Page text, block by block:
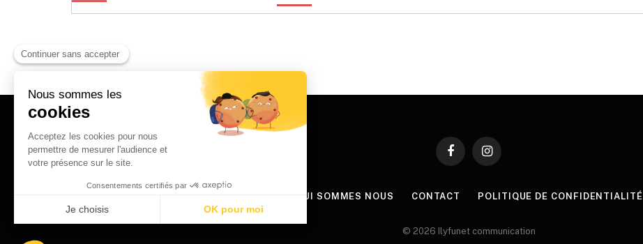
FacebookInstagram
QUI SOMMES NOUS CONTACT POLITIQUE DE CONFIDENTIALITÉ
© 2026 Ilyfunet communication